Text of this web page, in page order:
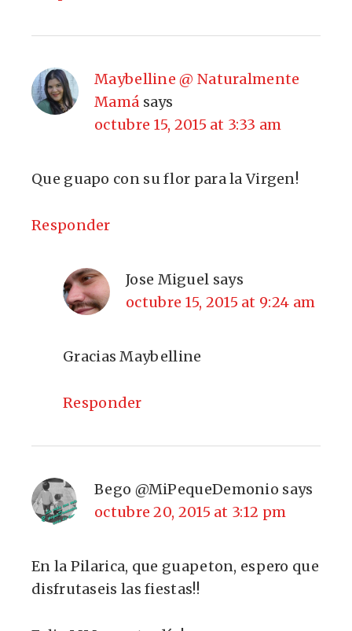
Maybelline @ Naturalmente
Mamá says
octubre 15, 2015 at 3:33 am
Que guapo con su flor para la Virgen!
Responder
Jose Miguel says
octubre 15, 2015 at 9:24 am
Gracias Maybelline
Responder
Bego @MiPequeDemonio says
octubre 20, 2015 at 3:12 pm
En la Pilarica, que guapeton, espero que
disfrutaseis las fiestas!!